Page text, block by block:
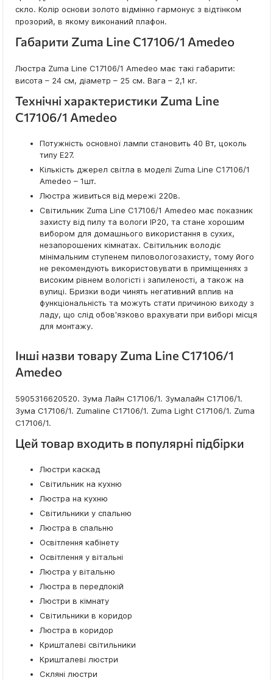
скло. Колір основи золото відмінно гармонує з відтінком
прозорий, в якому виконаний плафон.
Габарити Zuma Line C17106/1 Amedeo
Люстра Zuma Line C17106/1 Amedeo має такі габарити:
висота – 24 см, діаметр – 25 см. Вага – 2,1 кг.
Технічні характеристики Zuma Line
C17106/1 Amedeo
Потужність основної лампи становить 40 Вт, цоколь
типу E27.
Кількість джерел світла в моделі Zuma Line C17106/1
Amedeo – 1шт.
Люстра живиться від мережі 220в.
Світильник Zuma Line C17106/1 Amedeo має показник
захисту від пилу та вологи IP20, та стане хорошим
вибором для домашнього використання в сухих,
незапорошених кімнатах. Світильник володіє
мінімальним ступенем пиловологозахисту, тому його
не рекомендують використовувати в приміщеннях з
високим рівнем вологісті і запиленості, а також на
вулиці. Бризки води чинять негативний вплив на
функціональність та можуть стати причиною виходу з
ладу, що слід обов'язково врахувати при виборі місця
для монтажу.
Інші назви товару Zuma Line C17106/1
Amedeo
5905316620520. Зума Лайн C17106/1. Зумалайн C17106/1.
Зума C17106/1. Zumaline C17106/1. Zuma Light C17106/1. Zuma
C17106/1.
Цей товар входить в популярні підбірки
Люстри каскад
Світильник на кухню
Люстра на кухню
Світильники у спальню
Люстра в спальню
Освітлення кабінету
Освітлення у вітальні
Люстра у вітальню
Люстра в передпокій
Люстри в кімнату
Світильники в коридор
Люстра в коридор
Кришталеві світильники
Кришталеві люстри
Скляні люстри